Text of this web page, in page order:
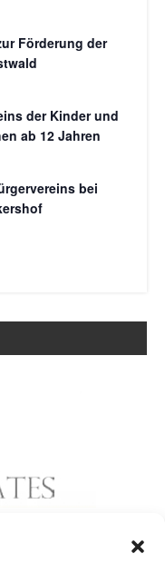
Förderung der
der Kinder und
ab 12 Jahren
bei